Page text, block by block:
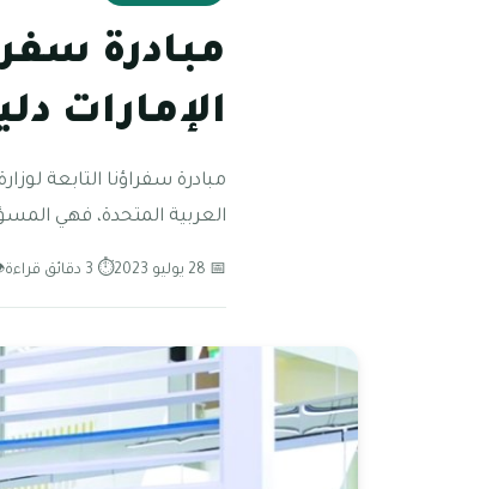
مبادرة
الإمارات
مبادرة سفراؤنا التابعة
العربية المتحدة، فهي
📅 28 يوليو 2023 ⏱ 3 دقائق قراءة 👁